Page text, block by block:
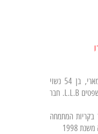
עו"ד, בורר ומגשר ששי אלעמארי, בן 54 נשוי
ואב ל-3. בעל תואר ראשון במשפטים L.L.B. חבר
בקריות המתמחה
1998